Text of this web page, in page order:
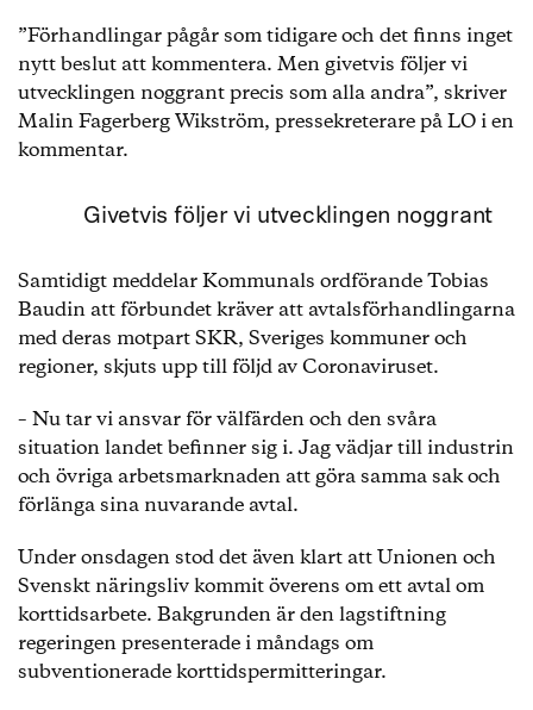
”Förhandlingar pågår som tidigare och det finns inget
nytt beslut att kommentera. Men givetvis följer vi
utvecklingen noggrant precis som alla andra”, skriver
Malin Fagerberg Wikström, pressekreterare på LO i en
kommentar.
Givetvis följer vi utvecklingen noggrant
Samtidigt meddelar Kommunals ordförande Tobias
Baudin att förbundet kräver att avtalsförhandlingarna
med deras motpart SKR, Sveriges kommuner och
regioner, skjuts upp till följd av Coronaviruset.
– Nu tar vi ansvar för välfärden och den svåra
situation landet befinner sig i. Jag vädjar till industrin
och övriga arbetsmarknaden att göra samma sak och
förlänga sina nuvarande avtal.
Under onsdagen stod det även klart att Unionen och
Svenskt näringsliv kommit överens om ett avtal om
korttidsarbete. Bakgrunden är den lagstiftning
regeringen presenterade i måndags om
subventionerade korttidspermitteringar.